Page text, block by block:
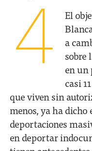
4
El
a
sobre
en un
casi
que viven sin
menos, ya ha
deportaciones
en deportar